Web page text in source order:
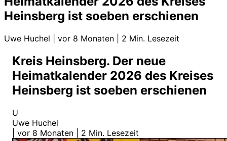
Heinsberg ist soeben erschienen
Uwe Huchel vor 8 Monaten 2 Min. Lesezeit
Kreis Heinsberg. Der neue
Heimatkalender 2026 des Kreises
Heinsberg ist soeben erschienen
U
Uwe Huchel
vor 8 Monaten 2 Min. Lesezeit